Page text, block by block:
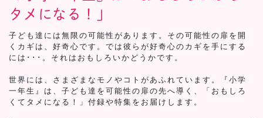
タメになる！」
子ども達には無限の可能性があります。その可能性の扉を開
くカギは、好奇心です。では彼らが好奇心のカギを手にする
には･･･。それはおもしろいかどうかです。
世界には、さまざまなモノやコトがあふれています。『小学
一年生』は、子ども達を可能性の扉の先へ導く、「おもしろ
くてタメになる！」付録や特集をお届けします。